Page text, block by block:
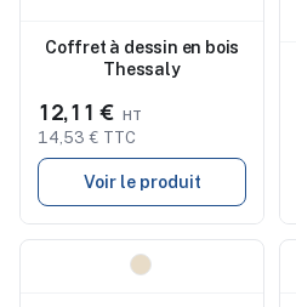
Coffret à dessin en bois
Thessaly
12,11 €
14,53 € TTC
Voir le produit